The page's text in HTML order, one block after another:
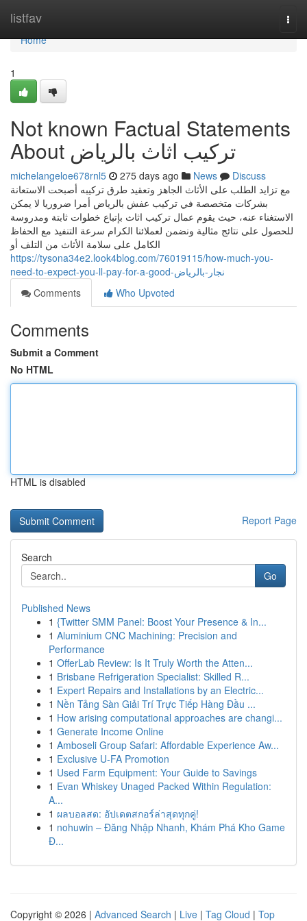
listfav
Home
Home
1
Not known Factual Statements
About تركيب اثاث بالرياض
michelangeloe678rnl5 275 days ago News
Discuss
مع تزايد الطلب على الأثاث الجاهز وتعقيد طرق تركيبه أصبحت الاستعانة
بشركات متخصصة في تركيب عفش بالرياض أمرا ضروريا لا يمكن
الاستغناء عنه، حيث يقوم عمال تركيب اثاث بإتباع خطوات ثابتة ومدروسة
للحصول على نتائج مثالية ونضمن لعملائنا الكرام سرعة التنفيذ مع الحفاظ
الكامل على سلامة الأثاث من التلف أو
https://tysona34e2.look4blog.com/76019115/how-much-you-
need-to-expect-you-ll-pay-for-a-good-نجار-بالرياض
Comments
Who Upvoted
Comments
Submit a Comment
No HTML
HTML is disabled
Report Page
Search
Go
Published News
1 {Twitter SMM Panel: Boost Your Presence & In...
1 Aluminium CNC Machining: Precision and
Performance
1 OfferLab Review: Is It Truly Worth the Atten...
1 Brisbane Refrigeration Specialist: Skilled R...
1 Expert Repairs and Installations by an Electric...
1 Nền Tảng Sàn Giải Trí Trực Tiếp Hàng Đầu ...
1 How arising computational approaches are changi...
1 Generate Income Online
1 Amboseli Group Safari: Affordable Experience Aw...
1 Exclusive U-FA Promotion
1 Used Farm Equipment: Your Guide to Savings
1 Evan Whiskey Unaged Packed Within Regulation:
A...
1 ผลบอลสด: อัปเดตสกอร์ล่าสุดทุกคู่!
1 nohuwin – Đăng Nhập Nhanh, Khám Phá Kho Game
Đ...
Copyright © 2026 | Advanced Search | Live | Tag Cloud | Top